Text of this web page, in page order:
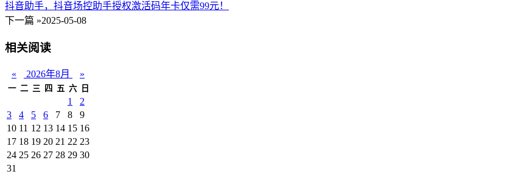
抖音助手，抖音场控助手授权激活码年卡仅需99元！
下一篇 »2025-05-08
相关阅读
« 2026年8月 »
一 二 三 四 五 六 日
1
2
3
4 5 6 7 8
9
10 11 12 13 14 15 16
17 18 19 20 21 22 23
24 25 26 27 28 29 30
31